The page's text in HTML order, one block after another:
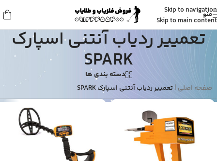
Skip to navigation
Skip to main content
منو
تعمییر ردیاب آنتنی اسپارک
SPARK
دسته بندی ها
صفحه اصلی |تعمییر ردیاب آنتنی اسپارک SPARK